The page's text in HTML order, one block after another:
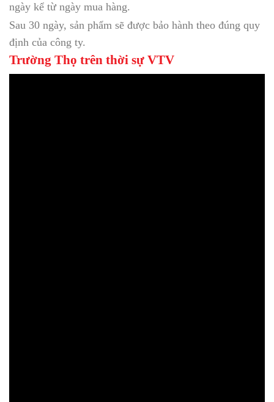
ngày kể từ ngày mua hàng.
Sau 30 ngày, sản phẩm sẽ được bảo hành theo đúng quy
định của công ty.
Trường Thọ trên thời sự VTV